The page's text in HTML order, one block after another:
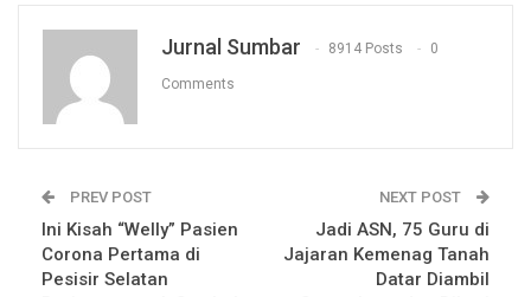
Jurnal Sumbar 8914 Posts 0
Comments
PREV POST
Ini Kisah “Welly” Pasien
Corona Pertama di
Pesisir Selatan
NEXT POST
Jadi ASN, 75 Guru di
Jajaran Kemenag Tanah
Datar Diambil